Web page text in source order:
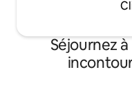
Séjournez